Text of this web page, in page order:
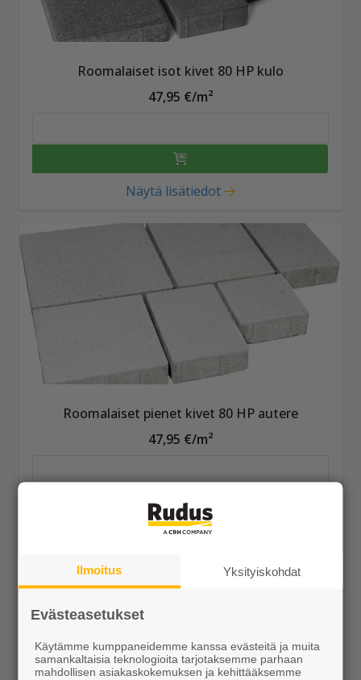
Roomalaiset isot kivet 80 HP kulo
47,95 €/m²
Näytä lisätiedot
Roomalaiset pienet kivet 80 HP autere
47,95 €/m²
Näytä lisätiedot
Ilmoitus Yksityiskohdat
Evästeasetukset
Käytämme kumppaneidemme kanssa evästeitä ja muita
samankaltaisia teknologioita tarjotaksemme parhaan
mahdollisen asiakaskokemuksen ja kehittääksemme